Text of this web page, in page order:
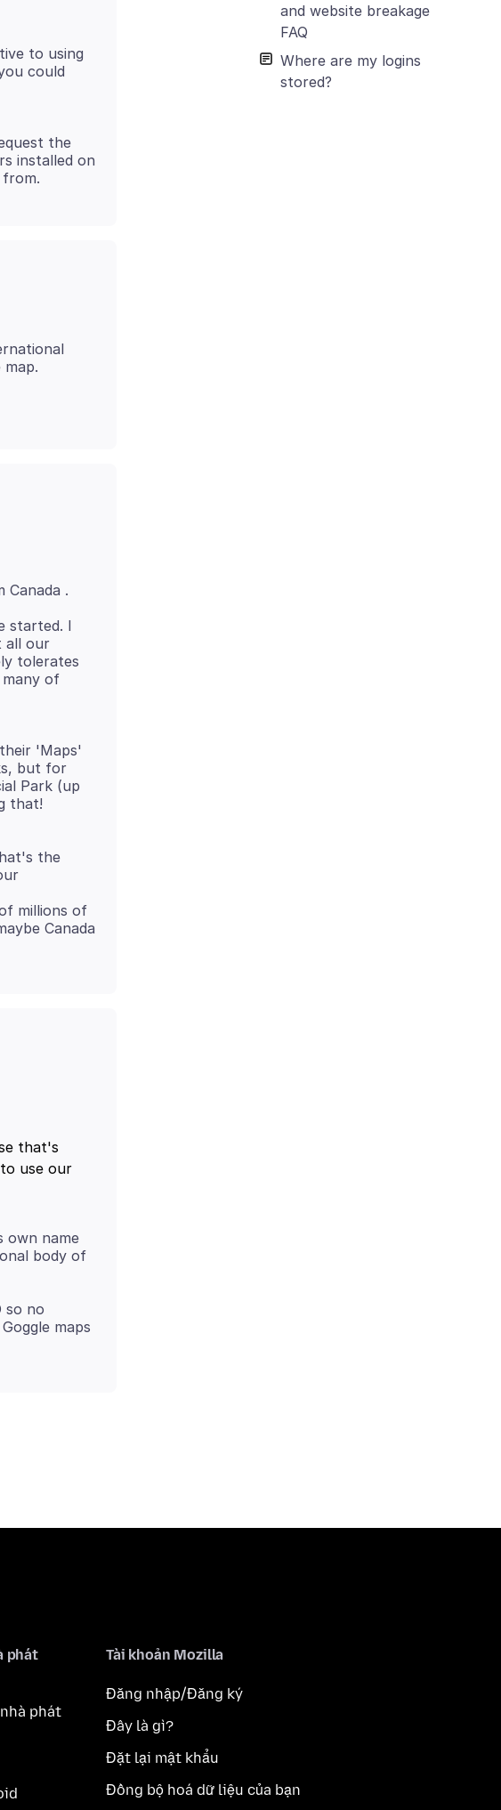
and website breakage
FAQ
Where are my logins
stored?
to using
could
the
installed on
started. I
all our
tolerates
of
'Maps'
but for
Park (up
that!
the
millions of
Canada
that's
use our
own name
body of
so no
maps
phát
phát
Tài khoản Mozilla
Đăng nhập/Đăng ký
Đây là gì?
Đặt lại mật khẩu
Đồng bộ hoá dữ liệu của bạn